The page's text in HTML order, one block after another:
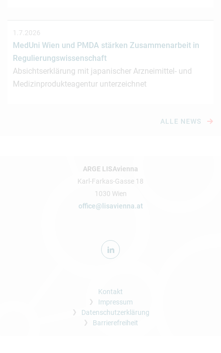
1.7.2026
MedUni Wien und PMDA stärken Zusammenarbeit in
Regulierungswissenschaft
Absichtserklärung mit japanischer Arzneimittel- und
Medizinprodukteagentur unterzeichnet
ALLE NEWS
ARGE LISAvienna
Karl-Farkas-Gasse 18
1030 Wien
office@lisavienna.at
Kontakt
Impressum
Datenschutzerklärung
Barrierefreiheit